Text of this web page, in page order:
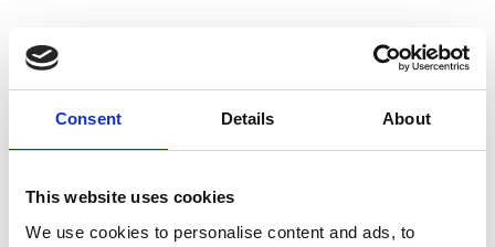
Consent Details About
This website uses cookies
We use cookies to personalise content and ads, to
Typ
Beteckning 140847
Antal brännare (st)